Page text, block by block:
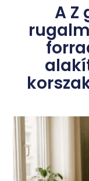
A Z